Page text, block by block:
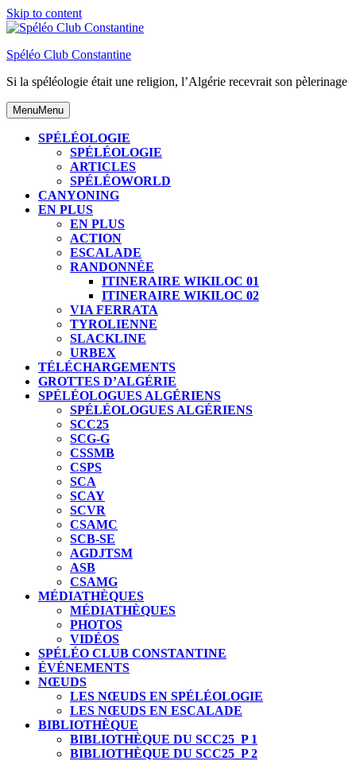
Skip to content
Spéléo Club Constantine
Si la spéléologie était une religion, l’Algérie recevrait son pèlerinage
MenuMenu
SPÉLÉOLOGIE
SPÉLÉOLOGIE
ARTICLES
SPÉLÉOWORLD
CANYONING
EN PLUS
EN PLUS
ACTION
ESCALADE
RANDONNÉE
ITINERAIRE WIKILOC 01
ITINERAIRE WIKILOC 02
VIA FERRATA
TYROLIENNE
SLACKLINE
URBEX
TÉLÉCHARGEMENTS
GROTTES D’ALGÉRIE
SPÉLÉOLOGUES ALGÉRIENS
SPÉLÉOLOGUES ALGÉRIENS
SCC25
SCG-G
CSSMB
CSPS
SCA
SCAY
SCVR
CSAMC
SCB-SE
AGDJTSM
ASB
CSAMG
MÉDIATHÈQUES
MÉDIATHÈQUES
PHOTOS
VIDÉOS
SPÉLÉO CLUB CONSTANTINE
ÉVÉNEMENTS
NŒUDS
LES NŒUDS EN SPÉLÉOLOGIE
LES NŒUDS EN ESCALADE
BIBLIOTHÈQUE
BIBLIOTHÈQUE DU SCC25_P 1
BIBLIOTHÈQUE DU SCC25_P 2